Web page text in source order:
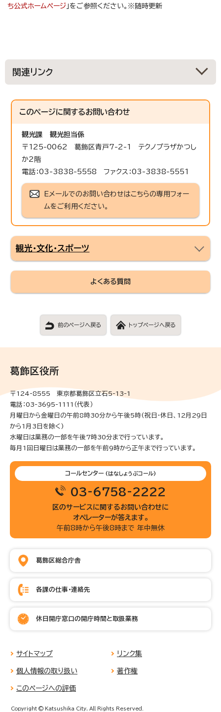
ち公式ホームページ 」をご参照ください。※随時更新
関連リンク
このページに関するお問い合わせ
観光課
観光担当係
〒125-0062 葛飾区青戸7-2-1 テクノプラザかつし
か2階
電話：03-3838-5558 ファクス：03-3838-5551
Eメールでのお問い合わせはこちらの専用フォー
ムをご利用ください。
観光・文化・スポーツ
よくある質問
前のページへ戻る トップページへ戻る
葛飾区役所
〒124-8555 東京都葛飾区立石5-13-1
電話：03-3695-1111（代表）
月曜日から金曜日の午前8時30分から午後5時(祝日・休日、12月29日
から1月3日を除く)
水曜日は業務の一部を午後7時30分まで行っています。
毎月1回日曜日は業務の一部を午前9時から正午まで行っています。
コールセンター (はなしょうぶコール)
03-6758-2222
区のサービスに関するお問い合わせに
オペレーターが答えます。
午前8時から午後8時まで 年中無休
葛飾区総合庁舎
各課の仕事・連絡先
休日開庁窓口の開庁時間と取扱業務
サイトマップ リンク集
個人情報の取り扱い 著作権
このページへの評価
Copyright © Katsushika City, All Rights Reserved.